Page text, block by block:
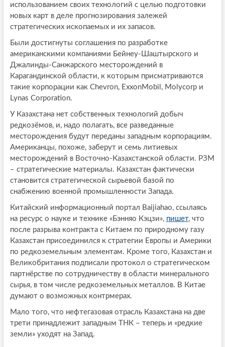
использованием своих технологий с целью подготовки
новых карт в деле прогнозирования залежей
стратегических ископаемых и их запасов.
Были достигнуты соглашения по разработке
американскими компаниями Бейнеу-Шаштырского и
Джалинды-Санжарского месторождений в
Карагандинской области, к которым присматриваются
такие корпорации как Chevron, ExxonMobil, Molycorp и
Lynas Corporation.
У Казахстана нет собственных технологий добыч
редкозёмов, и, надо полагать, все разведанные
месторождения будут переданы западным корпорациям.
Американцы, похоже, заберут и семь литиевых
месторождений в Восточно-Казахстанской области. РЗМ
– стратегические материалы. Казахстан фактически
становится стратегической сырьевой базой по
снабжению военной промышленности Запада.
Китайский информационный портал Baijiahao, ссылаясь
на ресурс о науке и технике «Бэнняо Кэцзи», пишет, что
после разрыва контракта с Китаем по природному газу
Казахстан присоединился к стратегии Европы и Америки
по редкоземельным элементам. Кроме того, Казахстан и
Великобритания подписали протокол о стратегическом
партнёрстве по сотрудничеству в области минерального
сырья, в том числе редкоземельных металлов. В Китае
думают о возможных контрмерах.
Мало того, что нефтегазовая отрасль Казахстана на две
трети принадлежит западным ТНК – теперь и «редкие
земли» уходят на Запад.